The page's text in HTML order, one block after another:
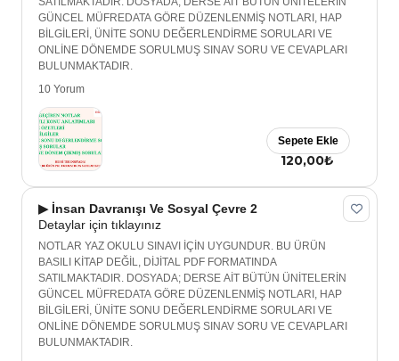
GÜNCEL MÜFREDATA GÖRE DÜZENLENMİŞ NOTLARI, HAP
BİLGİLERİ, ÜNİTE SONU DEĞERLENDİRME SORULARI VE
ONLİNE DÖNEMDE SORULMUŞ SINAV SORU VE CEVAPLARI
BULUNMAKTADIR.
10 Yorum
120,00₺
Sepete Ekle
▶ İnsan Davranışı Ve Sosyal Çevre 2
Detaylar için tıklayınız
NOTLAR YAZ OKULU SINAVI İÇİN UYGUNDUR. BU ÜRÜN
BASILI KİTAP DEĞİL, DİJİTAL PDF FORMATINDA
SATILMAKTADIR. DOSYADA; DERSE AİT BÜTÜN ÜNİTELERİN
GÜNCEL MÜFREDATA GÖRE DÜZENLENMİŞ NOTLARI, HAP
BİLGİLERİ, ÜNİTE SONU DEĞERLENDİRME SORULARI VE
ONLİNE DÖNEMDE SORULMUŞ SINAV SORU VE CEVAPLARI
BULUNMAKTADIR.